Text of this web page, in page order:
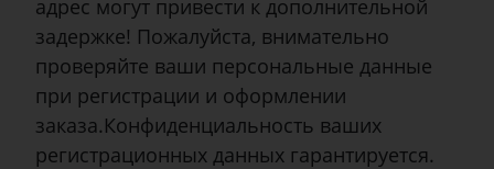
адрес могут привести к дополнительной
задержке! Пожалуйста, внимательно
проверяйте ваши персональные данные
при регистрации и оформлении
заказа.Конфиденциальность ваших
регистрационных данных гарантируется.